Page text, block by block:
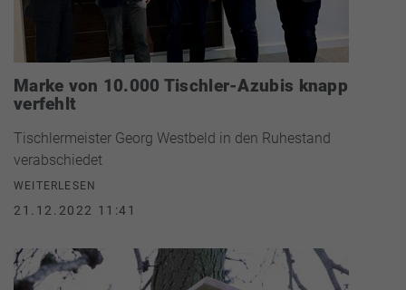
Marke von 10.000 Tischler-Azubis knapp
verfehlt
Tischlermeister Georg Westbeld in den Ruhestand
verabschiedet
WEITERLESEN
21.12.2022 11:41